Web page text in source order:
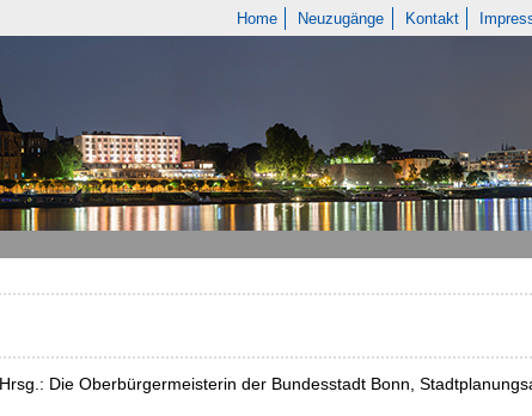
Home Neuzugänge Kontakt
Die Oberbürgermeisterin der Bundesstadt Bonn,